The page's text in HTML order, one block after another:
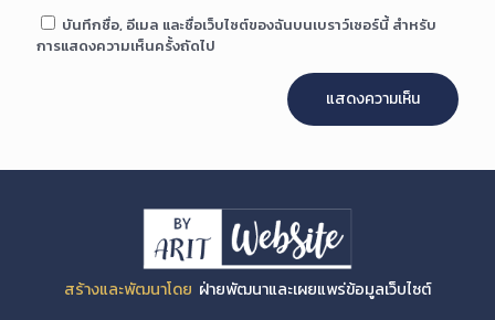
บันทึกชื่อ, อีเมล และชื่อเว็บไซต์ของฉันบนเบราว์เซอร์นี้ สำหรับ
การแสดงความเห็นครั้งถัดไป
สร้างและพัฒนาโดย ฝ่ายพัฒนาและเผยแพร่ข้อมูลเว็บไซต์